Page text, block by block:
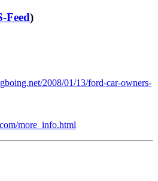
Feed)
2008/01/13/ford-car-owners-
more_info.html